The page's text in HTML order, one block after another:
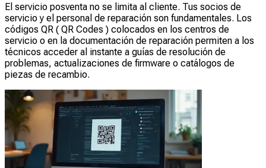
El servicio posventa no se limita al cliente. Tus socios de
servicio y el personal de reparación son fundamentales. Los
códigos QR ( QR Codes ) colocados en los centros de
servicio o en la documentación de reparación permiten a los
técnicos acceder al instante a guías de resolución de
problemas, actualizaciones de firmware o catálogos de
piezas de recambio.